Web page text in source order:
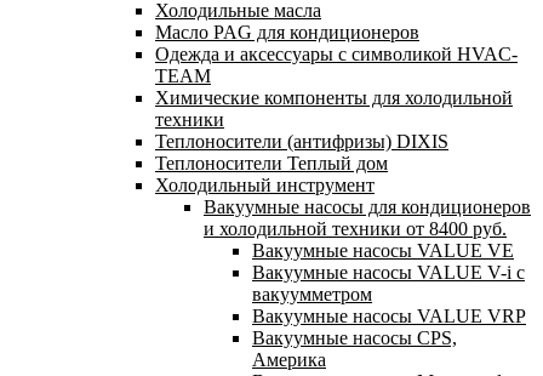
Холодильные масла
Масло PAG для кондиционеров
Одежда и аксессуары с символикой HVAC-
TEAM
Химические компоненты для холодильной
техники
Теплоносители (антифризы) DIXIS
Теплоносители Теплый дом
Холодильный инструмент
Вакуумные насосы для кондиционеров
и холодильной техники от 8400 руб.
Вакуумные насосы VALUE VE
Вакуумные насосы VALUE V-i с
вакуумметром
Вакуумные насосы VALUE VRP
Вакуумные насосы CPS,
Америка